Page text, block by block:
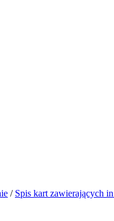
/ Spis kart zawierających